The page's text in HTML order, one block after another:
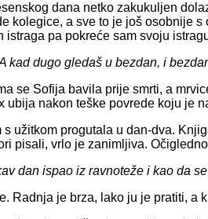
dana netko zakukuljen
a sve to je još osobnije
pa pokreće sam svoju
kad dugo gledaš u bezdan, i
se Sofija bavila prije smrti, a
nakon teške povrede koju je
užitkom progutala u dan-dva.
pisali, vrlo je zanimljiva.
dan ispao iz ravnoteže i kao da
Radnja je brza, lako ju je pratiti, a